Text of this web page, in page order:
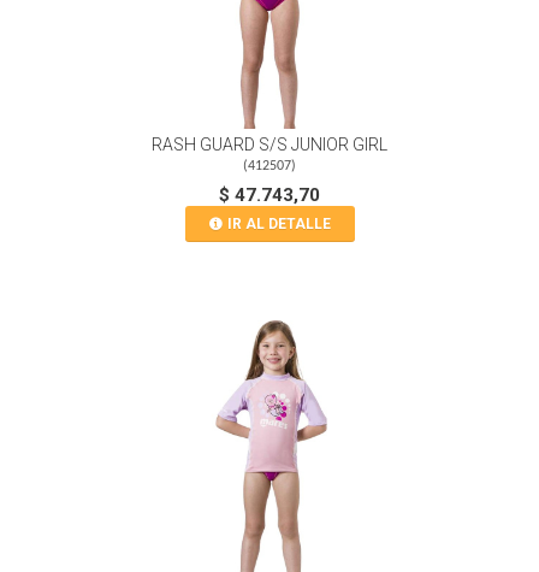
RASH GUARD S/S JUNIOR GIRL
(412507)
$ 47.743,70
IR AL DETALLE